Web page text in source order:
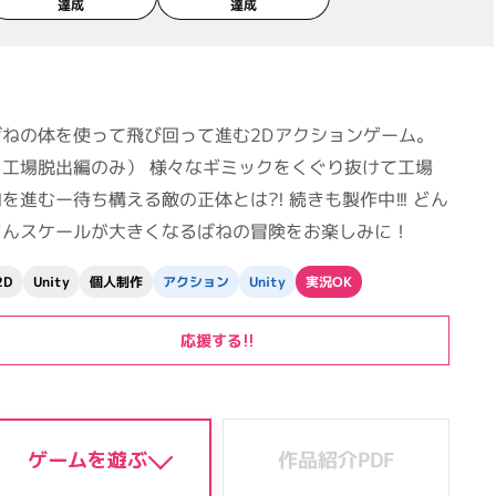
達成 達成
の体を使って飛び回って進む2Dアクションゲーム。
場脱出編のみ） 様々なギミックをくぐり抜けて工場
進むー待ち構える敵の正体とは?! 続きも製作中!!! どん
スケールが大きくなるばねの冒険をお楽しみに！
Unity 個人制作 アクション Unity 実況OK
応援する!!
ゲームを遊ぶ 作品紹介PDF